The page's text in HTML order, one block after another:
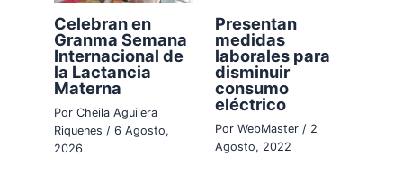
Celebran en
Granma Semana
Internacional de
la Lactancia
Materna
PorCheila Aguilera
Riquenes/6 Agosto,
2026
Presentan
medidas
laborales para
disminuir
consumo
eléctrico
Por WebMaster / 2
Agosto, 2022